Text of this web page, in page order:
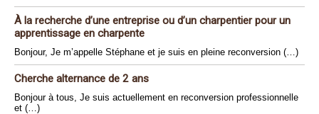
À la recherche d’une entreprise ou d’un charpentier pour un
apprentissage en charpente
Bonjour, Je m’appelle Stéphane et je suis en pleine reconversion (…)
Cherche alternance de 2 ans
Bonjour à tous, Je suis actuellement en reconversion professionnelle
et (…)